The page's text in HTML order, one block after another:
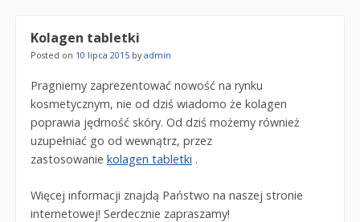
Kolagen tabletki
Posted on 10 lipca 2015 byadmin
Pragniemy zaprezentować nowość na rynku
kosmetycznym, nie od dziś wiadomo że kolagen
poprawia jędrność skóry. Od dziś możemy również
uzupełniać go od wewnątrz, przez
zastosowanie kolagen tabletki .
Więcej informacji znajdą Państwo na naszej stronie
internetowej! Serdecznie zapraszamy!